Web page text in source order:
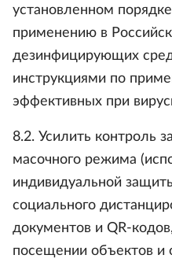
установленном
применению в
дезинфицирующих
инструкциями по
эффективных при
8.2. Усилить контроль
масочного режима
индивидуальной
социального
документов и QR-
посещении объектов и